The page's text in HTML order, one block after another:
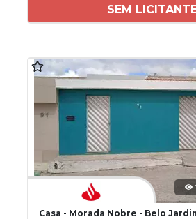
SEM
1
Casa - Morada Nobre - Belo